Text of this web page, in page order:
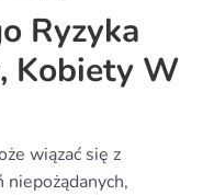
Ryzyka
Kobiety W
wiązać się z
niepożądanych,